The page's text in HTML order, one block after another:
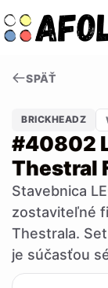
to
content
SPÄŤ
BRICKHEADZ
#40802
Thestral
Stavebnica
zostaviteľné
Thestrala.
je súčasťou